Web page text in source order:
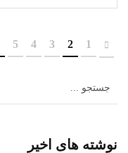
1
2
3
4
5
نوشته های اخیر